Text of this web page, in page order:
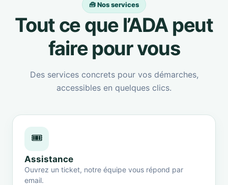
🧰 Nos services
Tout ce que l’ADA peut
faire pour vous
Des services concrets pour vos démarches,
accessibles en quelques clics.
🎟️
Assistance
Ouvrez un ticket, notre équipe vous répond par
email.